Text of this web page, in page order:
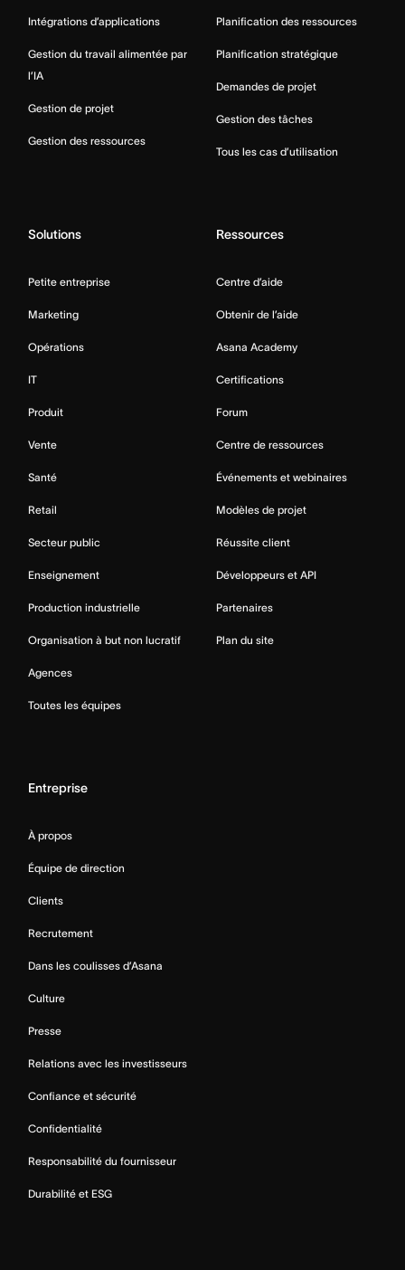
Intégrations d’applications
Gestion du travail alimentée par
l’IA
Gestion de projet
Gestion des ressources
Planification des ressources
Planification stratégique
Demandes de projet
Gestion des tâches
Tous les cas d’utilisation
Solutions
Petite entreprise
Marketing
Opérations
IT
Produit
Vente
Santé
Retail
Secteur public
Enseignement
Production industrielle
Organisation à but non lucratif
Agences
Toutes les équipes
Ressources
Centre d’aide
Obtenir de l’aide
Asana Academy
Certifications
Forum
Centre de ressources
Événements et webinaires
Modèles de projet
Réussite client
Développeurs et API
Partenaires
Plan du site
Entreprise
À propos
Équipe de direction
Clients
Recrutement
Dans les coulisses d’Asana
Culture
Presse
Relations avec les investisseurs
Confiance et sécurité
Confidentialité
Responsabilité du fournisseur
Durabilité et ESG